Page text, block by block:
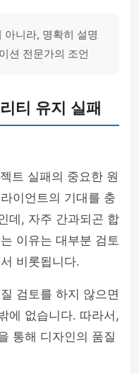
니라, 명확히 설명
션 전문가의 조언
티 유지 실패
트 실패의 중요한 원
이언트의 기대를 충
데, 자주 간과되곤 합
이유는 대부분 검토
비롯됩니다.
검토를 하지 않으면
에 없습니다. 따라서,
통해 디자인의 품질